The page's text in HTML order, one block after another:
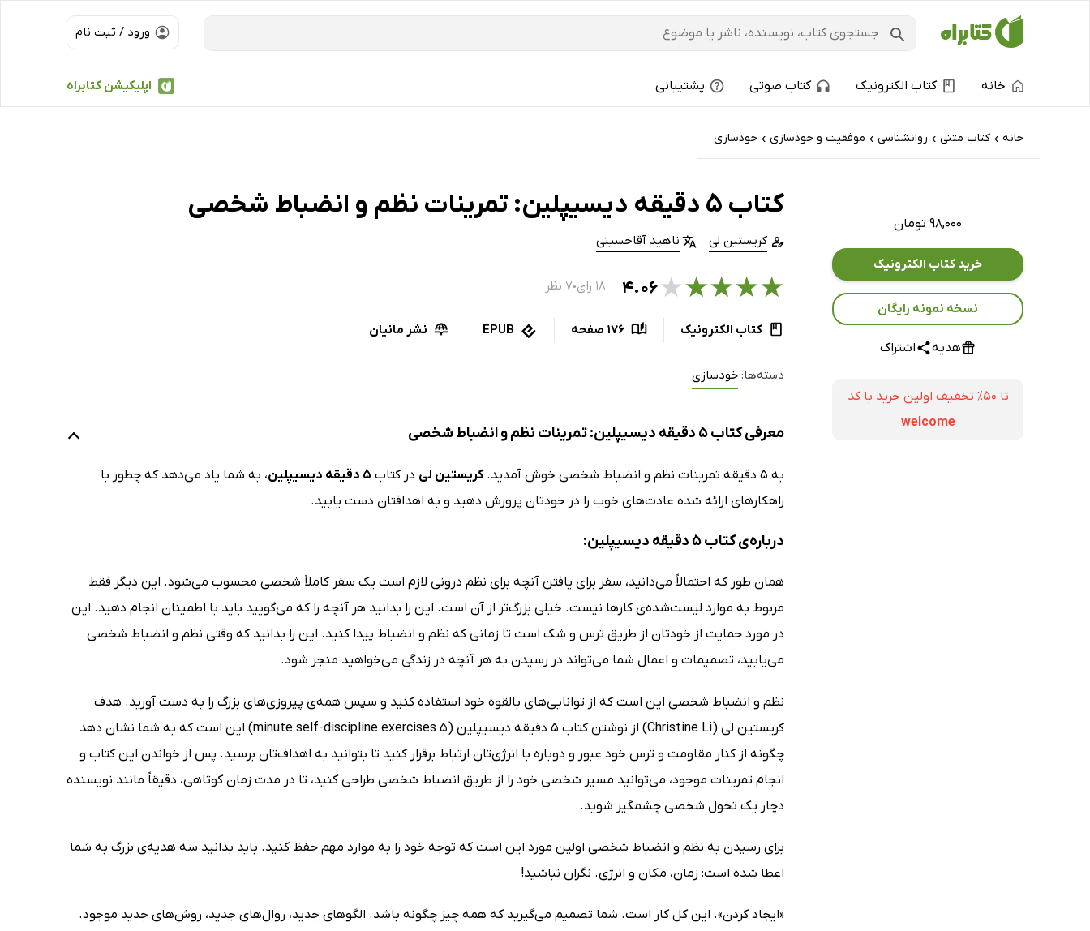
ورود / ثبت نام
اپلیکیشن کتابراه خانه کتاب الکترونیک کتاب صوتی پشتیبانی
خانه › کتاب‌ متنی › روانشناسی › موفقیت و خودسازی › خودسازی
۹۸,۰۰۰ تومان
خرید کتاب الکترونیک
نسخه نمونه رایگان
هدیه اشتراک
تا ۵۰٪ تخفیف اولین خرید با کد
welcome
کتاب 5 دقیقه دیسیپلین: تمرینات نظم و انضباط شخصی
کریستین لی ناهید آقاحسینی
★
★
★
★
★۴.۰۶ ۱۸ رای ● ۷ نظر
کتاب الکترونیک 176 صفحه EPUB نشر مانیان
دسته‌ها: خودسازی
معرفی کتاب 5 دقیقه دیسیپلین: تمرینات نظم و انضباط شخصی
به 5 دقیقه‌ تمرینات نظم و انضباط شخصی خوش آمدید. کریستین لی در کتاب 5 دقیقه دیسیپلین
، به شما یاد می‌دهد که چطور با
راهکارهای ارائه شده عادت‌های خوب را در خودتان پرورش دهید و به اهدافتان دست یابید.
درباره‌ی کتاب 5 دقیقه دیسیپلین:
همان طور که احتمالاً می‌دانید، سفر برای یافتن آنچه برای نظم درونی لازم است یک سفر کاملاً شخصی محسوب می‌شود. این دیگر فقط
مربوط به موارد لیست‌شده‌ی کارها نیست. خیلی بزرگ‌تر از آن است. این را بدانید هر آنچه را که می‌گویید باید با اطمینان انجام دهید. این
در مورد حمایت از خودتان از طریق ترس و شک است تا زمانی که نظم و انضباط پیدا کنید. این را بدانید که وقتی نظم و انضباط شخصی
می‌یابید، تصمیمات و اعمال شما می‌تواند در رسیدن به هر آنچه در زندگی می‌خواهید منجر شود.
نظم و انضباط شخصی این است که از توانایی‌های بالقوه خود استفاده کنید و سپس همه‌ی پیروزی‌های بزرگ را به دست آورید. هدف
کریستین لی (Christine Li) از نوشتن کتاب 5 دقیقه دیسیپلین (5 minute self-discipline exercises) این است که به شما نشان دهد
چگونه از کنار مقاومت و ترس خود عبور و دوباره با انرژی‌تان ارتباط برقرار کنید تا بتوانید به اهداف‌تان برسید. پس از خواندن این کتاب و
انجام تمرینات موجود، می‌توانید مسیر شخصی خود را از طریق انضباط شخصی طراحی کنید، تا در مدت زمان کوتاهی، دقیقاً مانند نویسنده
دچار یک تحول شخصی چشمگیر شوید.
برای رسیدن به نظم و انضباط شخصی اولین مورد این است که توجه خود را به موارد مهم حفظ کنید. باید بدانید سه هدیه‌ی بزرگ به شما
اعطا شده است: زمان، مکان و انرژی. نگران نباشید!
«ایجاد کردن». این کل کار است. شما تصمیم می‌گیرید که همه چیز چگونه باشد. الگوهای جدید، روال‌های جدید، روش‌های جدید موجود.